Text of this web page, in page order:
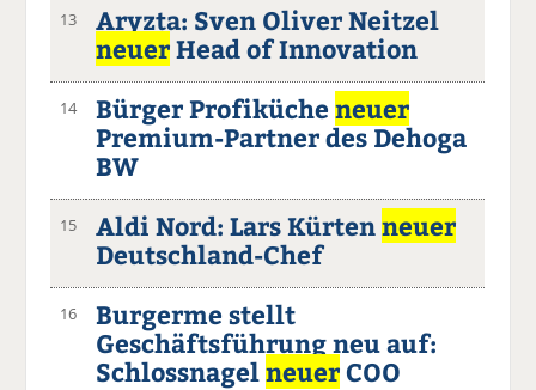
13
Aryzta: Sven Oliver Neitzel
neuerHead of Innovation
14 Bürger Profikücheneuer
Premium-Partner des Dehoga
BW
15 Aldi Nord: Lars Kürtenneuer
Deutschland-Chef
16
Burgerme stellt
Geschäftsführung neu auf:
SchlossnagelneuerCOO